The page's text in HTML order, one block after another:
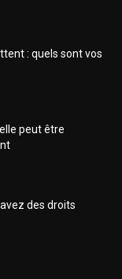
: quels sont vos
peut être
des droits